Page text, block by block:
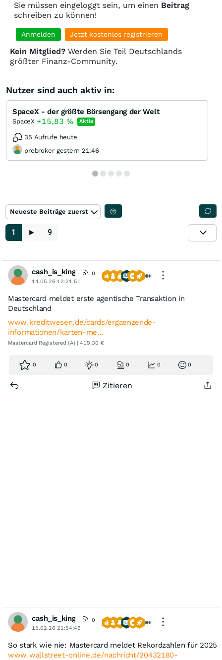
Sie müssen eingeloggt sein, um einen Beitrag
schreiben zu können!
Anmelden Jetzt kostenlos registrieren
Kein Mitglied? Werden Sie Teil Deutschlands
größter Finanz-Community.
Nutzer sind auch aktiv in:
SpaceX - der größte Börsengang der Welt
SpaceX +15,83% Aktie
35 Aufrufe heute
prebroker gestern 21:46
Neueste Beiträge zuerst
1 ► 9
cash_is_king
0
14.05.26 12:21:51
Mastercard meldet erste agentische Transaktion in
Deutschland
www.kreditwesen.de/cards/ergaenzende-
informationen/karten-me…
Mastercard Registered (A) | 419,30 €
0 0 0 0 0 0
Zitieren
cash_is_king
0
15.02.26 21:54:46
So stark wie nie: Mastercard meldet Rekordzahlen für 2025
www.wallstreet-online.de/nachricht/20432180-